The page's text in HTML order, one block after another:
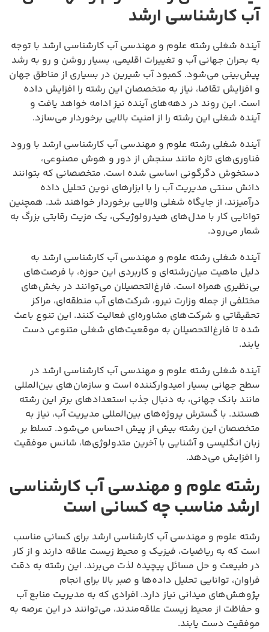
آب کارشناسی ارشد
آینده شغلی رشته علوم و مهندسی آب کارشناسی ارشد با توجه
به بحران جهانی آب و تغییرات اقلیمی، بسیار روشن و رو به رشد
پیش‌بینی می‌شود. کمبود آب شیرین در بسیاری از مناطق جهان
و افزایش تقاضا، نیاز به متخصصان این رشته را افزایش داده
است. این روند در دهه‌های آینده نیز ادامه خواهد یافت و
آینده شغلی این رشته را از امنیت بالایی برخوردار می‌سازد.
آینده شغلی رشته علوم و مهندسی آب کارشناسی ارشد با ورود
فناوری‌های تازه مانند سنجش از دور و هوش مصنوعی،
دستخوش دگرگونی اساسی شده است. متخصصانی که بتوانند
دانش سنتی مدیریت آب را با ابزارهای نوین تحلیل داده
درآمیزند، از جایگاه شغلی والایی برخوردار خواهند شد. همچنین
توانایی کار با مدل‌های هیدرولوژیکی، یک مزیت رقابتی بزرگ به
شمار می‌رود.
آینده شغلی رشته علوم و مهندسی آب کارشناسی ارشد به
دلیل ماهیت میان‌رشته‌ای و کاربردی این حوزه، با فرصت‌های
بی‌نظیری همراه است. فارغ‌التحصیلان می‌توانند در بخش‌های
مختلفی از جمله وزارت نیرو، شرکت‌های آب منطقه‌ای، مراکز
تحقیقاتی و شرکت‌های مشاوره‌ای فعالیت کنند. این تنوع باعث
شده تا فارغ‌التحصیلان به موقعیت‌های شغلی متنوعی دست
یابند.
آینده شغلی رشته علوم و مهندسی آب کارشناسی ارشد در
سطح جهانی بسیار امیدوارکننده است و سازمان‌های بین‌المللی
مانند بانک جهانی، به دنبال جذب استعدادهای برتر این رشته
هستند. با گسترش پروژه‌های بین‌المللی مدیریت آب، نیاز به
متخصصان این رشته بیش از پیش احساس می‌شود. تسلط بر
زبان انگلیسی و آشنایی با آخرین متدولوژی‌ها، شانس موفقیت
را افزایش می‌دهد.
رشته علوم و مهندسی آب کارشناسی
ارشد مناسب چه کسانی است
رشته علوم و مهندسی آب کارشناسی ارشد برای کسانی مناسب
است که به ریاضیات، فیزیک و محیط زیست علاقه دارند و از کار
در طبیعت و حل مسائل پیچیده لذت می‌برند. این رشته به دقت
فراوان، توانایی تحلیل داده‌ها و صبر بالا برای انجام
پژوهش‌های میدانی نیاز دارد. افرادی که به مدیریت منابع آب
و حفاظت از محیط زیست علاقه‌مندند، می‌توانند در این عرصه به
موفقیت دست یابند.